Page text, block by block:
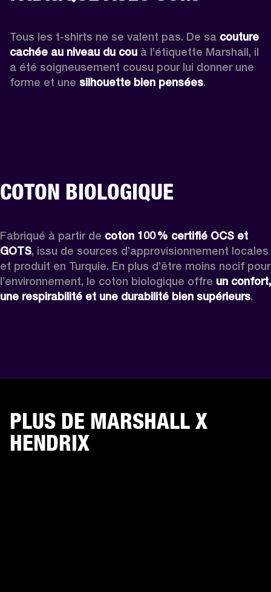
Tous les t-shirts ne se valent pas. De sa couture
cachée au niveau du cou à l’étiquette Marshall, il
a été soigneusement cousu pour lui donner une
forme et une silhouette bien pensées.
COTON BIOLOGIQUE
Fabriqué à partir de coton 100 % certifié OCS et
GOTS, issu de sources d’approvisionnement locales
et produit en Turquie. En plus d’être moins nocif pour
l’environnement, le coton biologique offre un confort,
une respirabilité et une durabilité bien supérieurs.
PLUS DE MARSHALL X
HENDRIX